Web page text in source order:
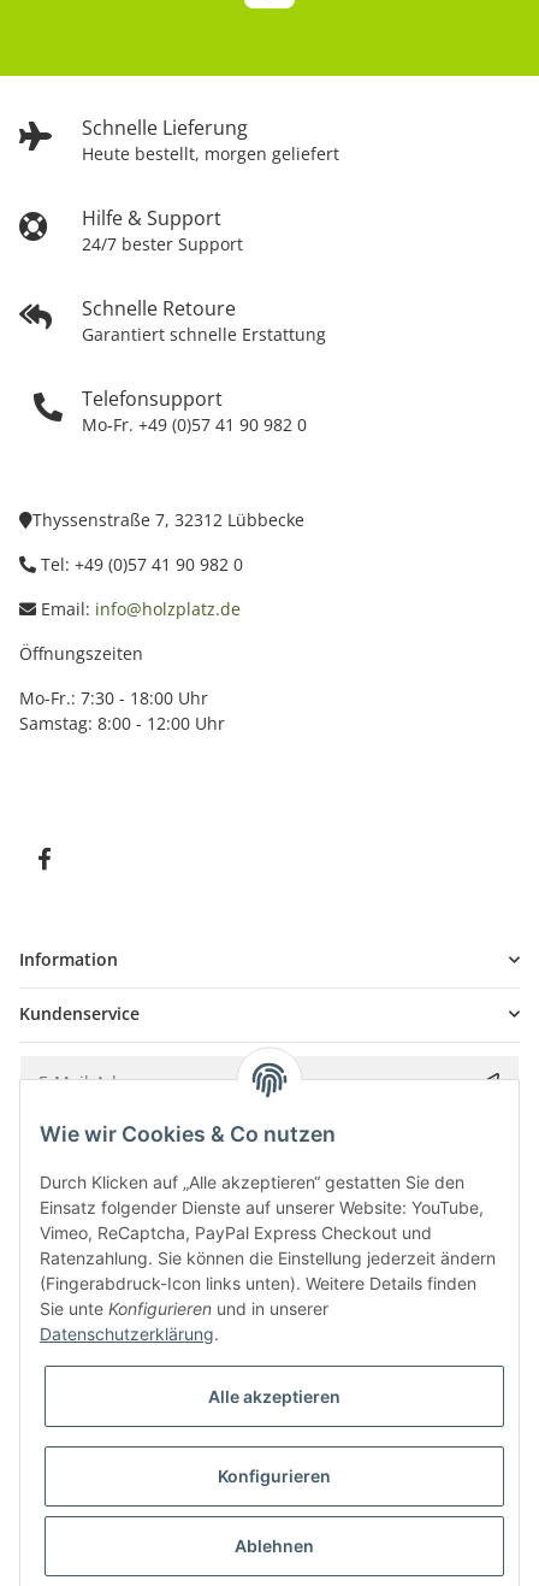
Schnelle Lieferung
Heute bestellt, morgen geliefert
Hilfe & Support
24/7 bester Support
Schnelle Retoure
Garantiert schnelle Erstattung
Telefonsupport
Mo-Fr. +49 (0)57 41 90 982 0
Thyssenstraße 7, 32312 Lübbecke
Tel: +49 (0)57 41 90 982 0
Email: info@holzplatz.de
Öffnungszeiten
Mo-Fr.: 7:30 - 18:00 Uhr
Samstag: 8:00 - 12:00 Uhr
Information
Kundenservice
Bitte senden Sie mir entsprechend IhrerDatenschutzerklärung
* Alle Preise inkl. gesetzlicher USt., zzgl.
Besucherzähler: 5850421
UmsetzungVlarom E-Commerce Agentur| Powered byJTL-Shop|
CLEARIX JTL-Shop Template
Wie wir Cookies & Co nutzen
Durch Klicken auf „Alle akzeptieren“ gestatten Sie den
Einsatz folgender Dienste auf unserer Website: YouTube,
Vimeo, ReCaptcha, PayPal Express Checkout und
Ratenzahlung. Sie können die Einstellung jederzeit ändern
(Fingerabdruck-Icon links unten). Weitere Details finden
Sie unte Konfigurieren und in unserer
Datenschutzerklärung.
Alle akzeptieren
Konfigurieren
Ablehnen